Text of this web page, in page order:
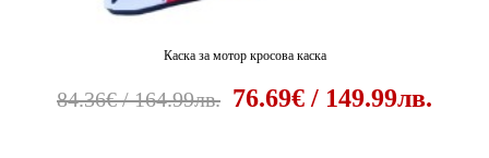
Каска за мотор кросова каска
84.36€ / 164.99лв. 76.69€ / 149.99лв.